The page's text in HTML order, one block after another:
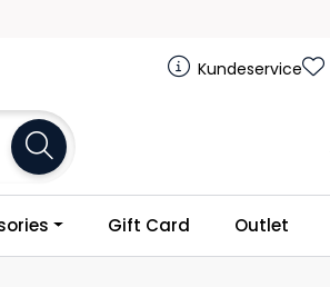
Kundeservice
Gift Card Outlet